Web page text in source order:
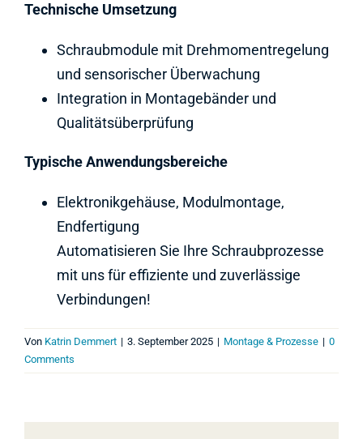
Technische Umsetzung
Schraubmodule mit Drehmomentregelung
und sensorischer Überwachung
Integration in Montagebänder und
Qualitätsüberprüfung
Typische Anwendungsbereiche
Elektronikgehäuse, Modulmontage,
Endfertigung
Automatisieren Sie Ihre Schraubprozesse
mit uns für effiziente und zuverlässige
Verbindungen!
Von Katrin Demmert | 3. September 2025 | Montage & Prozesse | 0
Comments